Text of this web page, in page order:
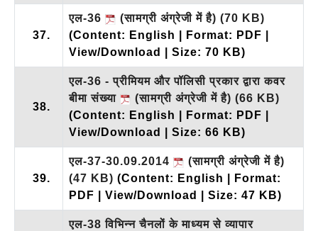
37.
एल-36 (सामग्री अंग्रेजी में है) (70 KB)
(Content: English | Format: PDF |
View/Download | Size: 70 KB)
38.
एल-36 - प्रीमियम और पॉलिसी प्रकार द्वारा कवर
बीमा संख्या
(सामग्री अंग्रेजी में है) (66 KB)
(Content: English | Format: PDF |
View/Download | Size: 66 KB)
39.
एल-37-30.09.2014
(सामग्री अंग्रेजी में है)
(47 KB) (Content: English | Format:
PDF | View/Download | Size: 47 KB)
एल-38 विभिन्न चैनलों के माध्यम से व्यापार